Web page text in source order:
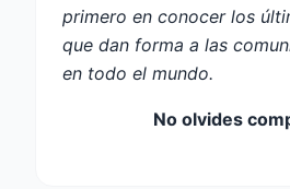
primero en conocer los
que dan forma a las
en todo el mundo.
No olvides